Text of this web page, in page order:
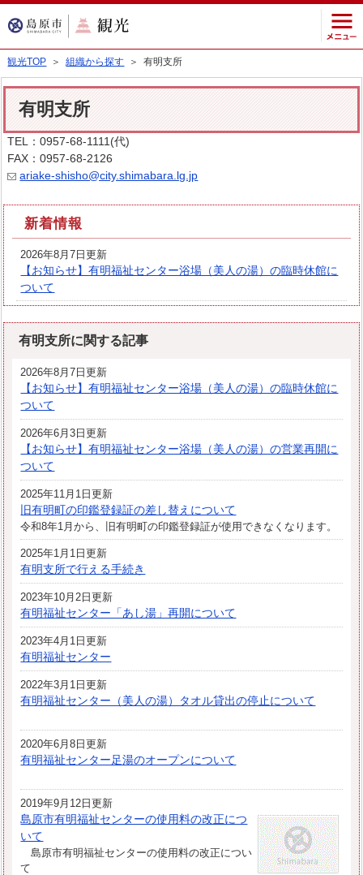
観光TOP ＞組織から探す ＞ 有明支所
有明支所
TEL：0957-68-1111(代)
FAX：0957-68-2126
ariake-shisho@city.shimabara.lg.jp
新着情報
2026年8月7日更新
【お知らせ】有明福祉センター浴場（美人の湯）の臨時休館に
ついて
有明支所に関する記事
2026年8月7日更新
【お知らせ】有明福祉センター浴場（美人の湯）の臨時休館に
ついて
2026年6月3日更新
【お知らせ】有明福祉センター浴場（美人の湯）の営業再開に
ついて
2025年11月1日更新
旧有明町の印鑑登録証の差し替えについて
令和8年1月から、旧有明町の印鑑登録証が使用できなくなります。
2025年1月1日更新
有明支所で行える手続き
2023年10月2日更新
有明福祉センター「あし湯」再開について
2023年4月1日更新
有明福祉センター
2022年3月1日更新
有明福祉センター（美人の湯）タオル貸出の停止について
2020年6月8日更新
有明福祉センター足湯のオープンについて
2019年9月12日更新
島原市有明福祉センターの使用料の改正につ
いて
島原市有明福祉センターの使用料の改正につい
て